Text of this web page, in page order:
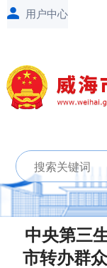
中央第三
市转办群